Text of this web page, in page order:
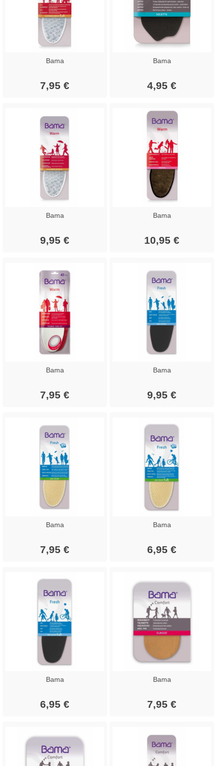
Bama
7,95 €
Bama
4,95 €
Bama
9,95 €
Bama
10,95 €
Bama
7,95 €
Bama
9,95 €
Bama
7,95 €
Bama
6,95 €
Bama
6,95 €
Bama
7,95 €